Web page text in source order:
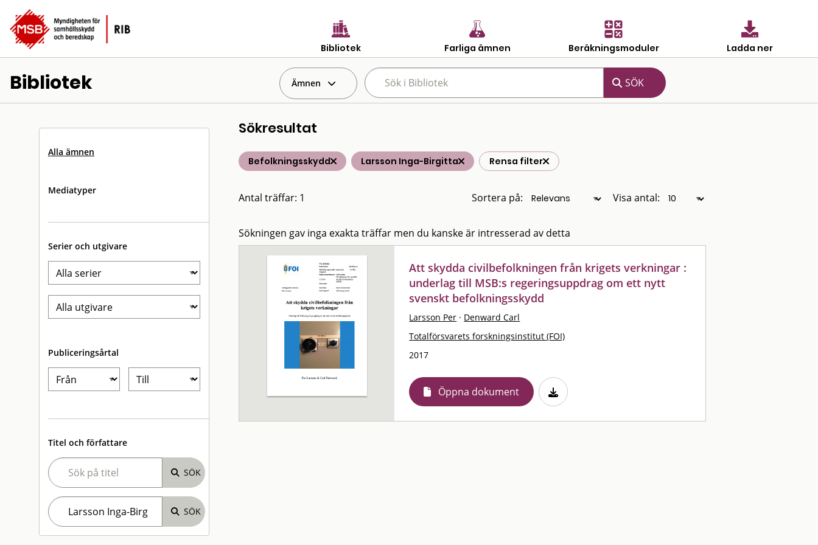
Bibliotek Farliga ämnen Beräkningsmoduler Ladda ner
Bibliotek Ämnen
Alla ämnen
Mediatyper
Serier och utgivare
Publiceringsårtal
Titel och författare
Sökresultat
Befolkningsskydd Larsson Inga-Birgitta Rensa filter
Antal träffar: 1 Sortera på: Visa antal:
Sökningen gav inga exakta träffar men du kanske är intresserad av detta
Att skydda civilbefolkningen från krigets verkningar :
underlag till MSB:s regeringsuppdrag om ett nytt
svenskt befolkningsskydd
Larsson Per · Denward Carl
Totalförsvarets forskningsinstitut (FOI)
2017
Öppna dokument